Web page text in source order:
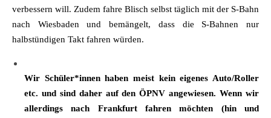
verbessern will. Zudem fahre Blisch selbst täglich mit der S-Bahn
nach Wiesbaden und bemängelt, dass die S-Bahnen nur
halbstündigen Takt fahren würden.
Wir Schüler*innen haben meist kein eigenes Auto/Roller
etc. und sind daher auf den ÖPNV angewiesen. Wenn wir
allerdings nach Frankfurt fahren möchten (hin und